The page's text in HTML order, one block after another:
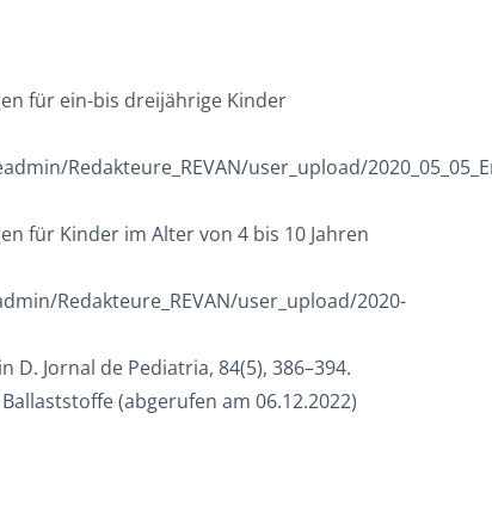
für ein-bis dreijährige Kinder
Redakteure_REVAN/user_upload/
für Kinder im Alter von 4 bis 10 Jahren
Redakteure_REVAN/user_upload/2020-
Jornal de Pediatria, 84(5), 386–394.
(abgerufen am 06.12.2022)